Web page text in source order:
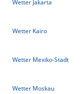
Wetter Jakarta
Wetter Kairo
Wetter Mexiko-Stadt
Wetter Moskau